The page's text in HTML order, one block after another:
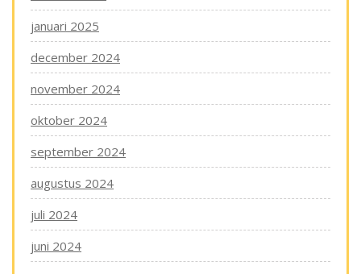
januari 2025
december 2024
november 2024
oktober 2024
september 2024
augustus 2024
juli 2024
juni 2024